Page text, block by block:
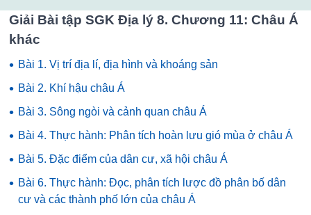
Giải Bài tập SGK Địa lý 8. Chương 11: Châu Á
khác
• Bài 1. Vị trí địa lí, địa hình và khoáng sản
• Bài 2. Khí hậu châu Á
• Bài 3. Sông ngòi và cảnh quan châu Á
• Bài 4. Thực hành: Phân tích hoàn lưu gió mùa ở châu Á
• Bài 5. Đặc điểm của dân cư, xã hội châu Á
• Bài 6. Thực hành: Đọc, phân tích lược đồ phân bố dân
cư và các thành phố lớn của châu Á